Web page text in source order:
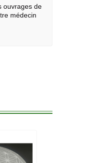
ouvrages de
médecin